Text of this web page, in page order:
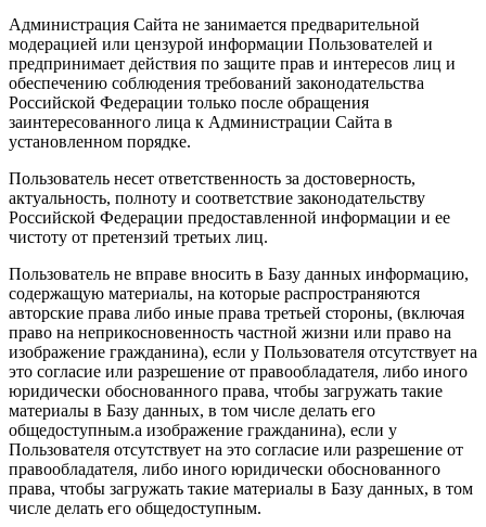
Администрация Сайта не занимается предварительной
модерацией или цензурой информации Пользователей и
предпринимает действия по защите прав и интересов лиц и
обеспечению соблюдения требований законодательства
Российской Федерации только после обращения
заинтересованного лица к Администрации Сайта в
установленном порядке.
Пользователь несет ответственность за достоверность,
актуальность, полноту и соответствие законодательству
Российской Федерации предоставленной информации и ее
чистоту от претензий третьих лиц.
Пользователь не вправе вносить в Базу данных информацию,
содержащую материалы, на которые распространяются
авторские права либо иные права третьей стороны, (включая
право на неприкосновенность частной жизни или право на
изображение гражданина), если у Пользователя отсутствует на
это согласие или разрешение от правообладателя, либо иного
юридически обоснованного права, чтобы загружать такие
материалы в Базу данных, в том числе делать его
общедоступным.а изображение гражданина), если у
Пользователя отсутствует на это согласие или разрешение от
правообладателя, либо иного юридически обоснованного
права, чтобы загружать такие материалы в Базу данных, в том
числе делать его общедоступным.